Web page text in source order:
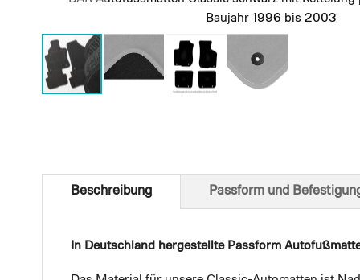
Baujahr 1996 bis 2003
of
Beschreibung
In Deutschland hergestellte Passform
Passform und